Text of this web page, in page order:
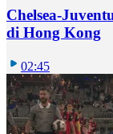
Chelsea-
di Hong Kong
02:45